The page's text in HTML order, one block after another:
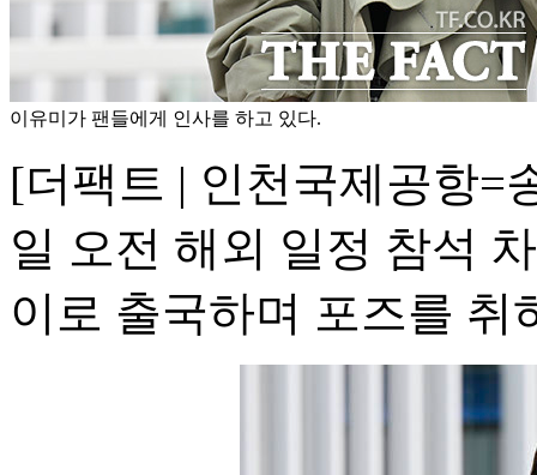
이유미가 팬들에게 인사를 하고 있다.
[더팩트 | 인천국제공항=
일 오전 해외 일정 참석
이로 출국하며 포즈를 취